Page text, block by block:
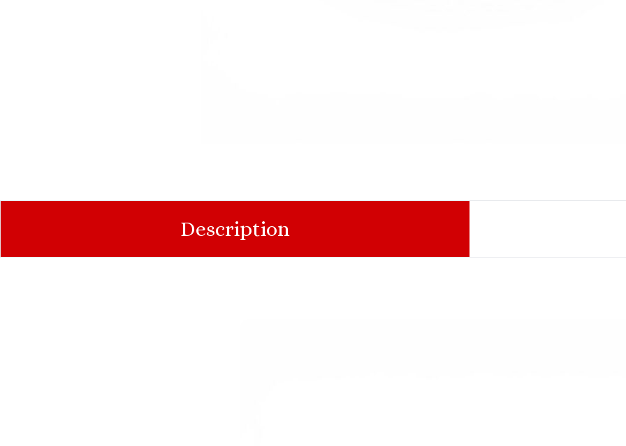
Description